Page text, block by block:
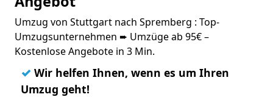
Umzug von Stuttgart nach Spremberg : Top-
Umzugsunternehmen ➨ Umzüge ab 95€ –
Kostenlose Angebote in 3 Min.
✓ Wir helfen Ihnen, wenn es um Ihren
Umzug geht!